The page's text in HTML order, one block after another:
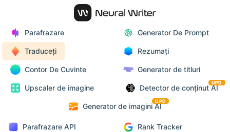
Parafrazare Generator De Prompt
Traduceți Rezumați
Contor De Cuvinte Generator de titluri
Upscaler de imagine Detector de conținut AI
UPD
Generator de imagini AI
UPD
Parafrazare API
Rank Tracker